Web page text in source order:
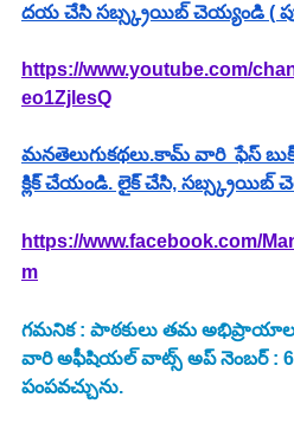
దయ చేసి సబ్స్క్రయిబ్ చెయ్యండి (
https://www.youtube.com/
eo1ZjlesQ
మనతెలుగుకథలు.కామ్ వారి  ఫేస్
క్లిక్ చేయండి. లైక్ చేసి, సబ్స్క్రయిబ్
https://www.facebook.com/
m
గమనిక : పాఠకులు తమ
వారి అఫీషియల్ వాట్స్ అప్ నెంబర్ :
పంపవచ్చును.